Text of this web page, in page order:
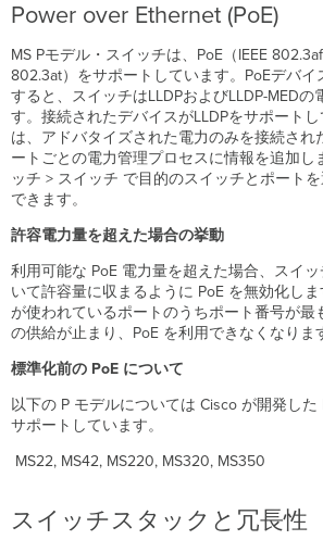
Power over Ethernet (PoE)
MS Pモデル・スイッチは、PoE（IEEE
802.3at）をサポートしています。PoEデバイ
すると、スイッチはLLDPおよびLLDP-MEDの
す。接続されたデバイスがLLDPをサポート
は、アドバタイズされた電力のみを接続され
ートごとの電力管理プロセスに情報を追加し
ッチ > スイッチ で目的のスイッチとポート
できます。
許容電力量を超えた場合の挙動
利用可能な PoE 電力量を超えた場合、スイ
いて許容量に収まるように PoE を無効化し
が使われているポートのうちポート番号が最
の供給が止まり、PoE を利用できなくなりま
標準化前の PoE について
以下の P モデルについては Cisco が開発した
サポートしています。
MS22, MS42, MS220, MS320, MS350
スイッチスタックと冗長性